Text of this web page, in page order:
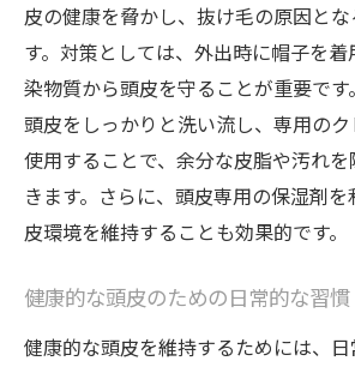
頭皮の健康を総合的にサポート
美容サロン紹介
宇都宮市の美容サロンの特
容
専門家によるカスタマイズ
地域の美容サロンが提供す
ービス
頭皮健康に特化したメニュー
顧客満足度の高い美容サロ
皮の健康を脅かし、抜け毛の原因と
す。対策としては、外出時に帽子を
染物質から頭皮を守ることが重要で
頭皮をしっかりと洗い流し、専用の
使用することで、余分な皮脂や汚れ
きます。さらに、頭皮専用の保湿剤
皮環境を維持することも効果的です。
健康的な頭皮のための日常的な習慣
健康的な頭皮を維持するためには、